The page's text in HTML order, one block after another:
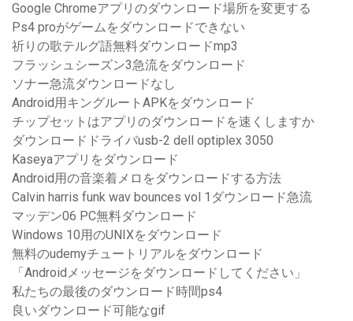
Google Chromeアプリのダウンロード場所を変更する
Ps4 proがゲームをダウンロードできない
祈りの歌テルグ語無料ダウンロードmp3
フラッシュシーズン3急流をダウンロード
ソナー急流ダウンロードなし
Android用キングルートAPKをダウンロード
チップセットはアプリのダウンロードを速くしますか
ダウンロードドライバusb-2 dell optiplex 3050
Kaseyaアプリをダウンロード
Android用の音楽着メロをダウンロードする方法
Calvin harris funk wav bounces vol 1ダウンロード急流
マッデン06 PC無料ダウンロード
Windows 10用のUNIXをダウンロード
無料のudemyチュートリアルをダウンロード
「Androidメッセージをダウンロードしてください」
私たちの最後のダウンロード時間ps4
良いダウンロード可能なgif